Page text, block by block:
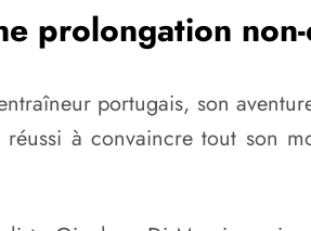
prolongation
portugais, son
réussi à convaincre tout son